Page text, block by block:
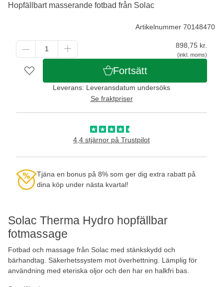
Solac Therma Hydro hopfällbar
fotmassage
Fotbad och massage från Solac med stänkskydd och
bärhandtag. Säkerhetssystem mot överhettning. Lämplig för
användning med eteriska oljor och den har en halkfri bas.
Artikelnummer 70148470
898,75 kr.
(inkl. moms)
Fortsätt
Leverans: Leveransdatum undersöks
Se fraktpriser
4,4 stjärnor på Trustpilot
Tjäna en bonus på 8% som ger dig extra rabatt på
dina köp under nästa kvartal!
Hopfällbart masserande fotbad från Solac